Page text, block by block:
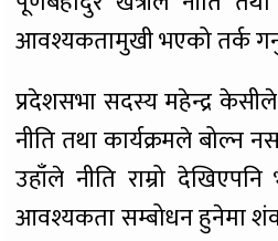
आवश्यकतामुखी भएको तर्क
प्रदेशसभा सदस्य महेन्द्र
नीति तथा कार्यक्रमले बोल्न
उहाँले नीति राम्रो
आवश्यकता सम्बोधन हुनेमा